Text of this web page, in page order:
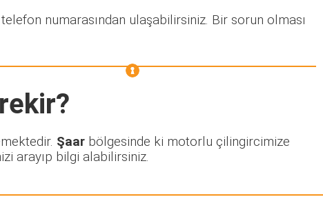
numarasından ulaşabilirsiniz. Bir sorun olması
Şaarbölgesinde ki motorlu çilingircimize
arayıp bilgi alabilirsiniz.